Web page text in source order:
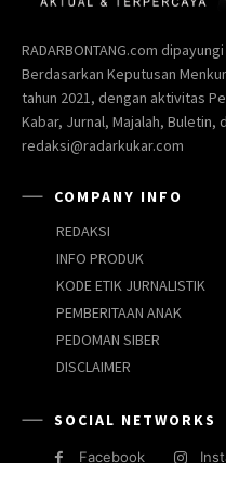
RADARBONTANG.com dipayungi
Berdasarkan Keputusan
tahun 2021, dengan aktivitas
Kabar, Jurnal, Majalah, Buletin,
redaksi@radarkukar.com
COMPANY INFO
REDAKSI
INFO PRODUK
KODE ETIK JURNALISTIK
PEMBERITAAN ANAK
PEDOMAN SIBER
DISCLAIMER
SOCIAL NETWORKS
Facebook